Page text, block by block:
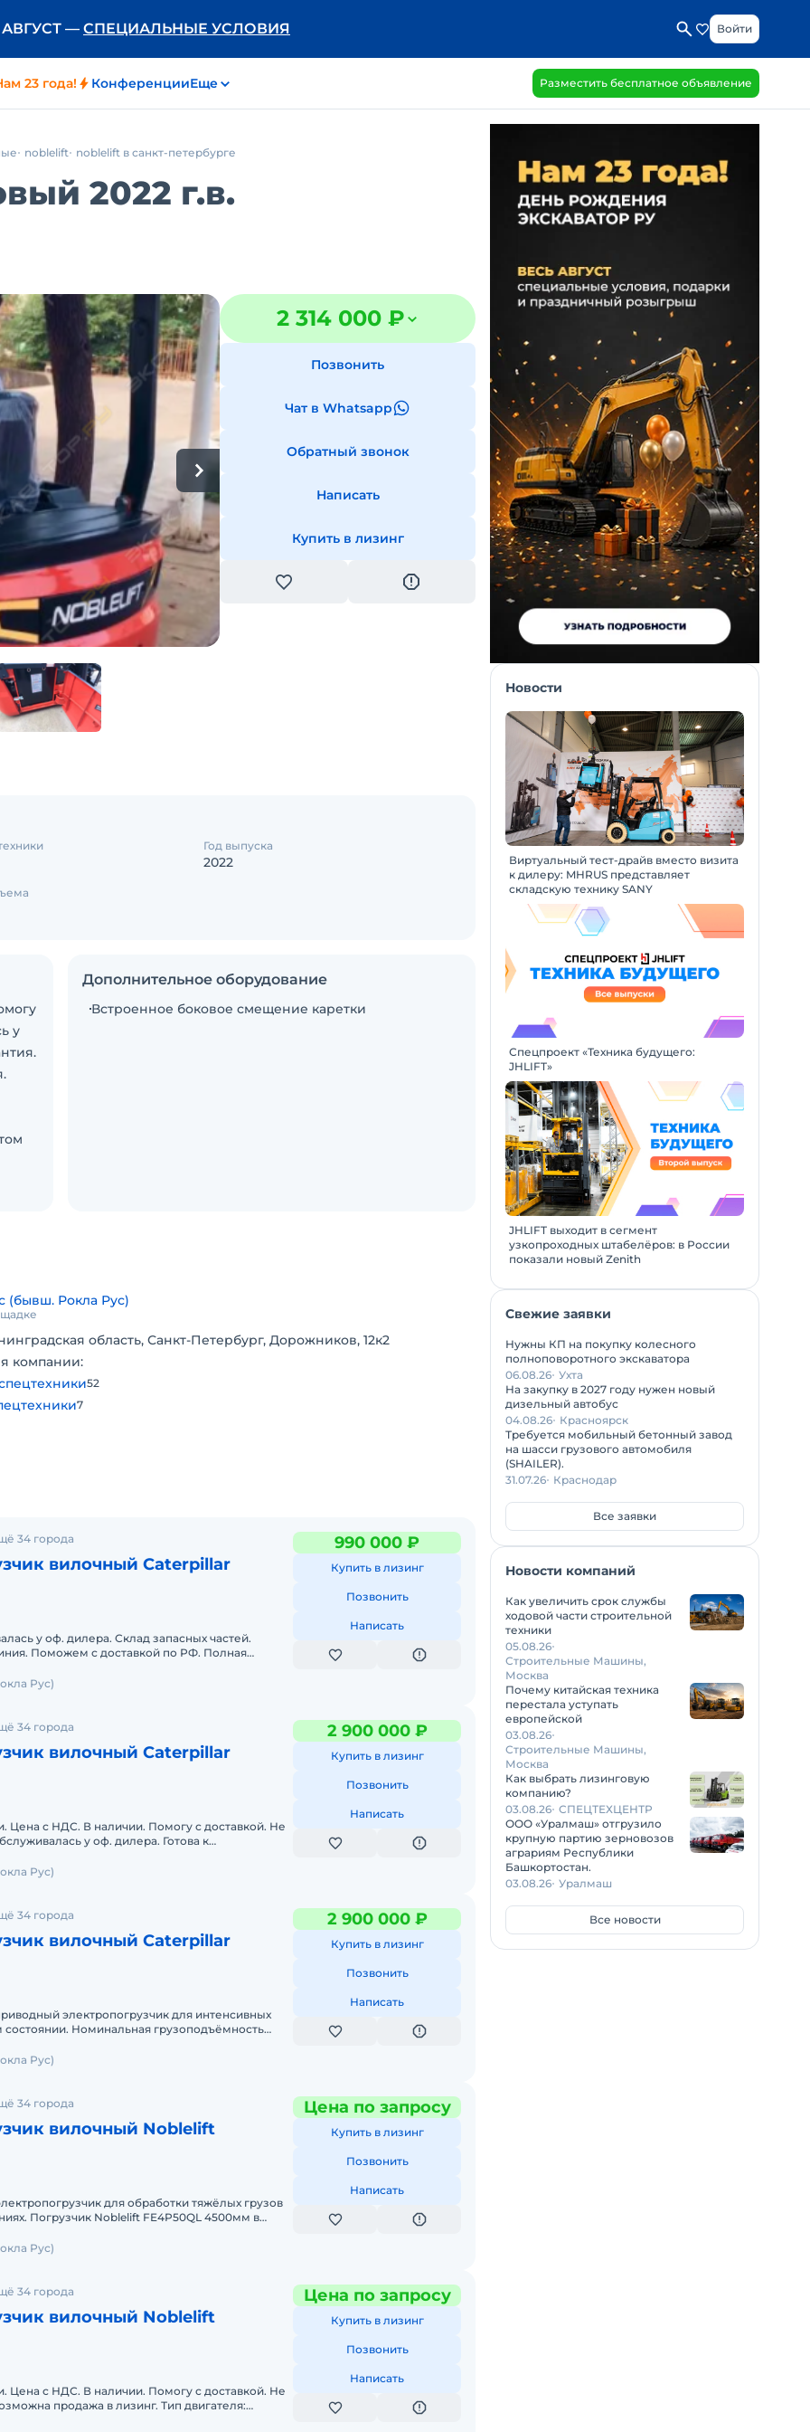
АВГУСТ — СПЕЦИАЛЬНЫЕ УСЛОВИЯ Войти
23 года! КонференцииЕще Разместить бесплатное объявление
noblelift noblelift в санкт-петербурге
2022 г.в.
2 314 000 ₽
Позвонить
Чат в Whatsapp
Обратный звонок
Написать
Купить в лизинг
Год выпуска
2022
у
Дополнительное оборудование
Встроенное боковое смещение каретки
(бывш. Рокла Рус)
область, Санкт-Петербург, Дорожников, 12к2
компании:
52
7
34 города
вилочный Caterpillar
у оф. дилера. Склад запасных частей.
Поможем с доставкой по РФ. Полная
990 000 ₽
Купить в лизинг
Позвонить
Написать
Рус)
34 города
вилочный Caterpillar
Цена с НДС. В наличии. Помогу с доставкой. Не
у оф. дилера. Готова к
2 900 000 ₽
Купить в лизинг
Позвонить
Написать
Рус)
34 города
вилочный Caterpillar
электропогрузчик для интенсивных
Номинальная грузоподъёмность
2 900 000 ₽
Купить в лизинг
Позвонить
Написать
Рус)
34 города
вилочный Noblelift
для обработки тяжёлых грузов
4500мм в
Цена по запросу
Купить в лизинг
Позвонить
Написать
Рус)
34 города
вилочный Noblelift
Цена с НДС. В наличии. Помогу с доставкой. Не
продажа в лизинг. Тип двигателя:
Цена по запросу
Купить в лизинг
Позвонить
Написать
Новости
Виртуальный тест-драйв вместо визита
к дилеру: MHRUS представляет
складскую технику SANY
Спецпроект «Техника будущего:
JHLIFT»
JHLIFT выходит в сегмент
узкопроходных штабелёров: в России
показали новый Zenith
Свежие заявки
Нужны КП на покупку колесного
полноповоротного экскаватора
06.08.26 Ухта
На закупку в 2027 году нужен новый
дизельный автобус
04.08.26 Красноярск
Требуется мобильный бетонный завод
на шасси грузового автомобиля
(SHAILER).
31.07.26 Краснодар
Все заявки
Новости компаний
Как увеличить срок службы
ходовой части строительной
техники
05.08.26
Строительные Машины,
Москва
Почему китайская техника
перестала уступать
европейской
03.08.26
Строительные Машины,
Москва
Как выбрать лизинговую
компанию?
03.08.26 СПЕЦТЕХЦЕНТР
ООО «Уралмаш» отгрузило
крупную партию зерновозов
аграриям Республики
Башкортостан.
03.08.26 Уралмаш
Все новости